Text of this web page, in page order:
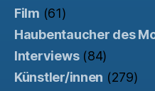
Film (61)
Haubentaucher des
Interviews(84)
Künstler/innen (279)